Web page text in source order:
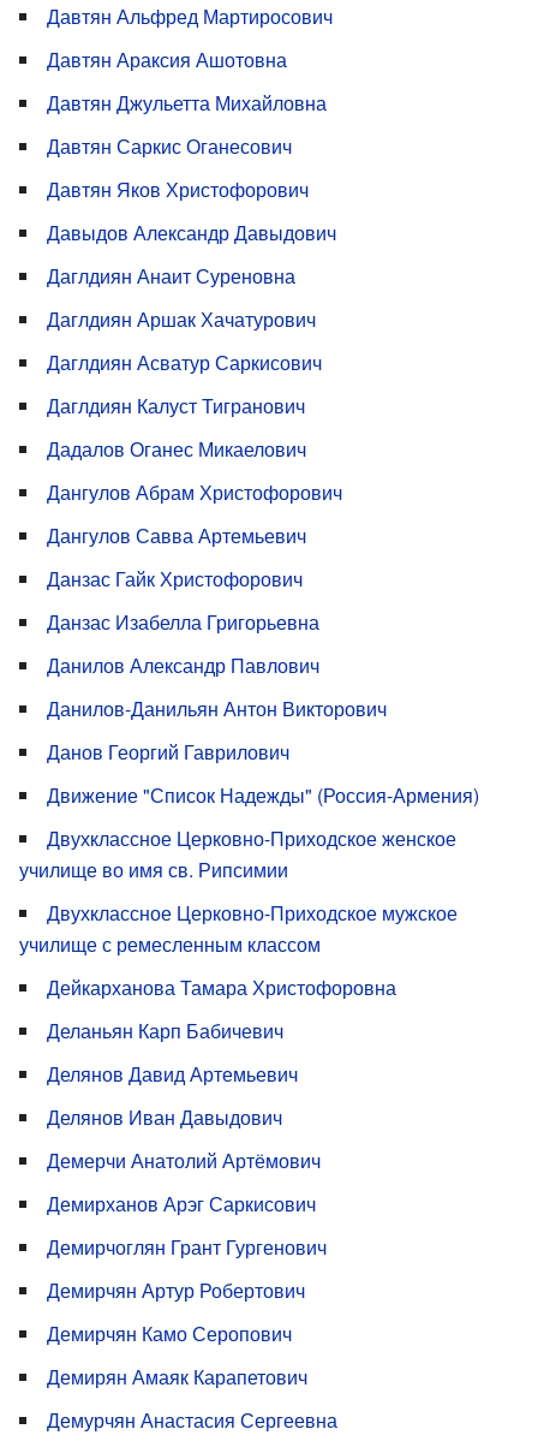
Давтян Альфред Мартиросович
Давтян Араксия Ашотовна
Давтян Джульетта Михайловна
Давтян Саркис Оганесович
Давтян Яков Христофорович
Давыдов Александр Давыдович
Даглдиян Анаит Суреновна
Даглдиян Аршак Хачатурович
Даглдиян Асватур Саркисович
Даглдиян Калуст Тигранович
Дадалов Оганес Микаелович
Дангулов Абрам Христофорович
Дангулов Савва Артемьевич
Данзас Гайк Христофорович
Данзас Изабелла Григорьевна
Данилов Александр Павлович
Данилов-Данильян Антон Викторович
Данов Георгий Гаврилович
Движение "Список Надежды" (Россия-Армения)
Двухклассное Церковно-Приходское женское
училище во имя св. Рипсимии
Двухклассное Церковно-Приходское мужское
училище с ремесленным классом
Дейкарханова Тамара Христофоровна
Деланьян Карп Бабичевич
Делянов Давид Артемьевич
Делянов Иван Давыдович
Демерчи Анатолий Артёмович
Демирханов Арэг Саркисович
Демирчоглян Грант Гургенович
Демирчян Артур Робертович
Демирчян Камо Серопович
Демирян Амаяк Карапетович
Демурчян Анастасия Сергеевна